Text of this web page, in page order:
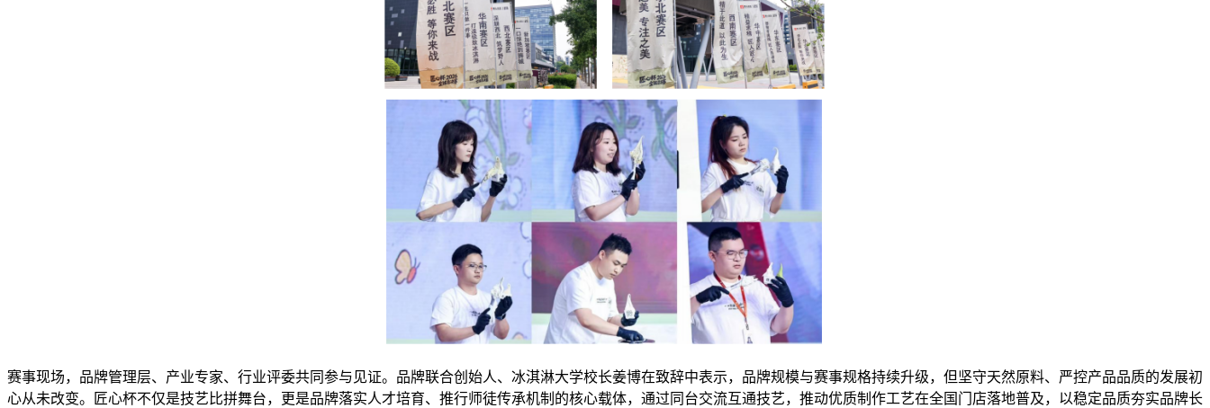
赛事现场，品牌管理层、产业专家、行业评委共同参与见证。品牌联合创始人、冰淇淋大学校长姜博在致辞中表示，品牌规模与赛事规格持续升级，但坚守天然原料、严控产品品质的发展初
心从未改变。匠心杯不仅是技艺比拼舞台，更是品牌落实人才培育、推行师徒传承机制的核心载体，通过同台交流互通技艺，推动优质制作工艺在全国门店落地普及，以稳定品质夯实品牌长